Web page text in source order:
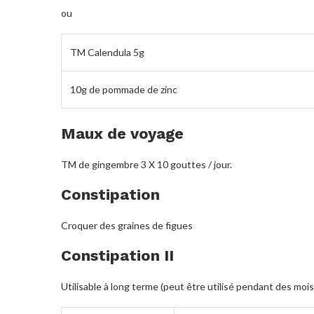
ou
TM Calendula 5g
10g de pommade de zinc
Maux de voyage
TM de gingembre 3 X 10 gouttes / jour.
Constipation
Croquer des graines de figues
Constipation II
Utilisable à long terme (peut être utilisé pendant des